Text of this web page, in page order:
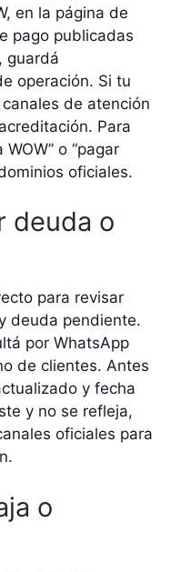
en la página de
pago publicadas
guardá
operación. Si tu
de atención
Para
WOW” o “pagar
oficiales.
deuda o
para revisar
deuda pendiente.
por WhatsApp
de clientes. Antes
y fecha
y no se refleja,
oficiales para
o